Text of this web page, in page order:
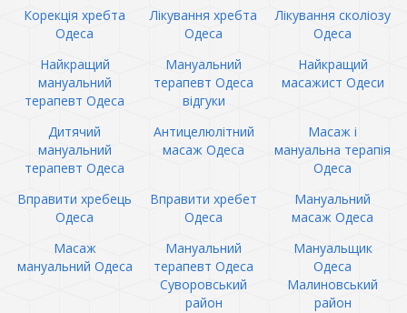
Корекція хребта
Одеса
Лікування хребта
Одеса
Лікування сколіозу
Одеса
Найкращий
мануальний
терапевт Одеса
Мануальний
терапевт Одеса
відгуки
Найкращий
масажист Одеси
Дитячий
мануальний
терапевт Одеса
Антицелюлітний
масаж Одеса
Масаж і
мануальна терапія
Одеса
Вправити хребець
Одеса
Вправити хребет
Одеса
Мануальний
масаж Одеса
Масаж
мануальний Одеса
Мануальний
терапевт Одеса
Суворовський
район
Мануальщик
Одеса
Малиновський
район